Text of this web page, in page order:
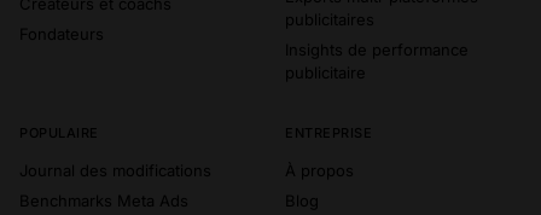
Créateurs et coachs
Fondateurs
publicitaires
Insights de performance
publicitaire
POPULAIRE
Journal des modifications
Benchmarks Meta Ads
ENTREPRISE
À propos
Blog